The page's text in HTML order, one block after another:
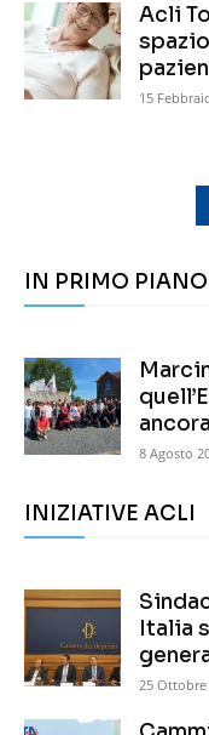
Acli
15
IN PRIMO PIANO
ancora
8 Agosto
INIZIATIVE ACLI
Italia
25 Ottobre